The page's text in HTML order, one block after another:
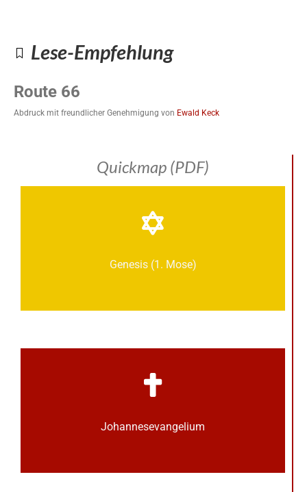
Lese-Empfehlung
Route 66
Abdruck mit freundlicher Genehmigung von Ewald Keck
Quickmap (PDF)
Genesis (1. Mose)
Johannes­­evangelium